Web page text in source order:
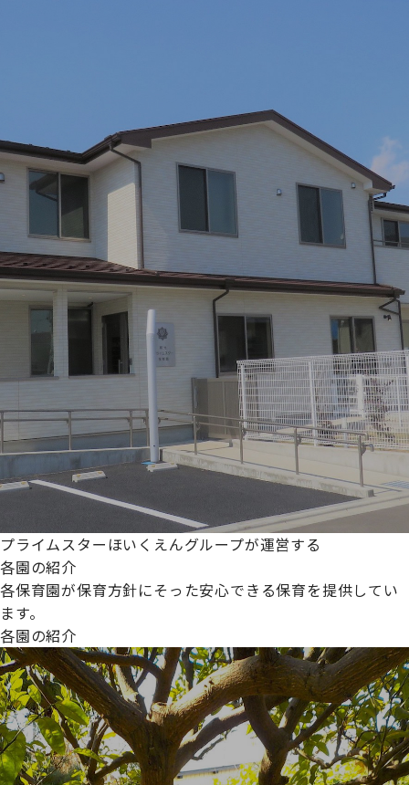
プライムスターほいくえんグループが運営する
各園の紹介
各保育園が保育方針にそった安心できる保育を提供してい
ます。
各園の紹介